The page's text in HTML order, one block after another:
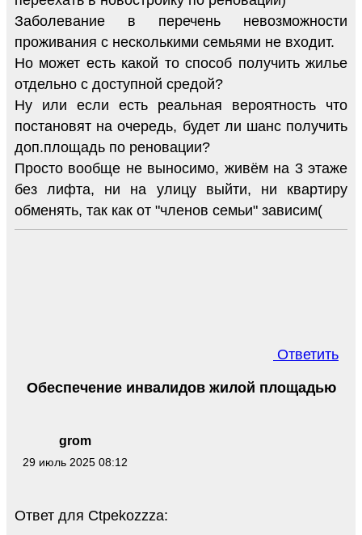
Заболевание в перечень невозможности
проживания с несколькими семьями не входит.
Но может есть какой то способ получить жилье
отдельно с доступной средой?
Ну или если есть реальная вероятность что
постановят на очередь, будет ли шанс получить
доп.площадь по реновации?
Просто вообще не выносимо, живём на 3 этаже
без лифта, ни на улицу выйти, ни квартиру
обменять, так как от "членов семьи" зависим(
Ответить
grom
29 июль 2025 08:12
Обеспечение инвалидов жилой площадью
Ответ для Ctpekozzza: